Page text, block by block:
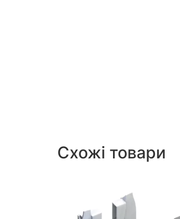
Схожі товари